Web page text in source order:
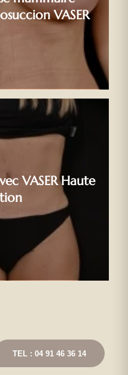
VASER
VASER Haute
TEL : 04 91 46 36 14